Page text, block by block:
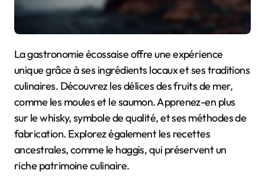
La gastronomie écossaise offre une expérience
unique grâce à ses ingrédients locaux et ses traditions
culinaires. Découvrez les délices des fruits de mer,
comme les moules et le saumon. Apprenez-en plus
sur le whisky, symbole de qualité, et ses méthodes de
fabrication. Explorez également les recettes
ancestrales, comme le haggis, qui préservent un
riche patrimoine culinaire.